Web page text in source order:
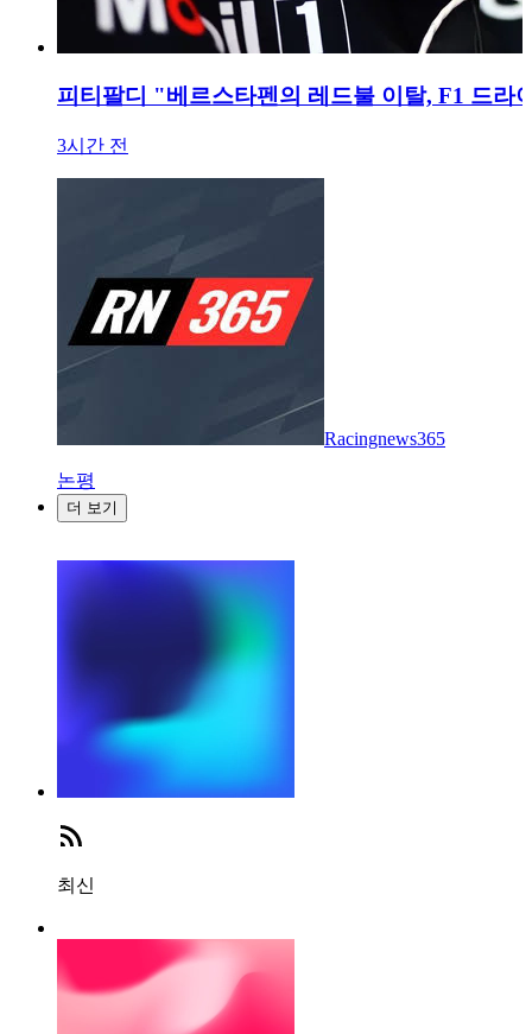
피티팔디 "베르스타펜의 레드불 이탈, F1 드라
3시간 전
Racingnews365
논평
더 보기
최신